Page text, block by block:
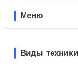
Меню
Виды техники